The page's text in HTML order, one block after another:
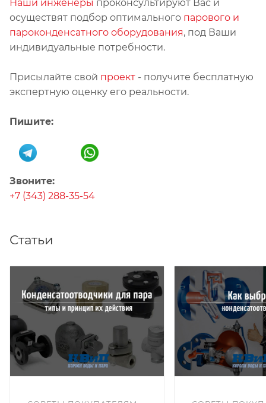
Наши инженеры проконсультируют Вас и
осуществят подбор оптимального парового и
пароконденсатного оборудования, под Ваши
индивидуальные потребности.
Присылайте свой проект - получите бесплатную
экспертную оценку его реальности.
Пишите:
Звоните:
+7 (343) 288-35-54
Статьи